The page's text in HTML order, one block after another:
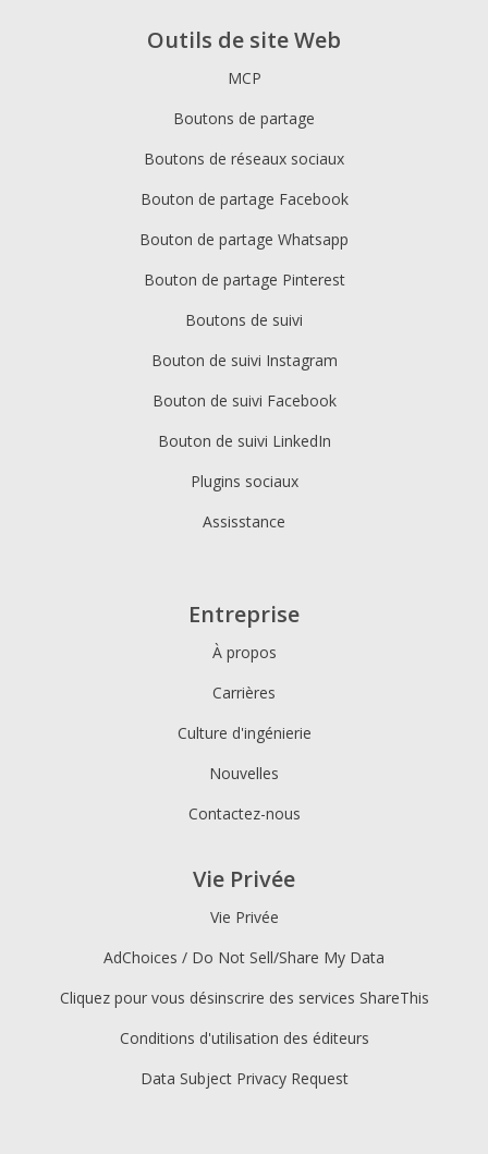
Outils de site Web
MCP
Boutons de partage
Boutons de réseaux sociaux
Bouton de partage Facebook
Bouton de partage Whatsapp
Bouton de partage Pinterest
Boutons de suivi
Bouton de suivi Instagram
Bouton de suivi Facebook
Bouton de suivi LinkedIn
Plugins sociaux
Assisstance
Entreprise
À propos
Carrières
Culture d'ingénierie
Nouvelles
Contactez-nous
Vie Privée
Vie Privée
AdChoices / Do Not Sell/Share My Data
Cliquez pour vous désinscrire des services ShareThis
Conditions d'utilisation des éditeurs
Data Subject Privacy Request